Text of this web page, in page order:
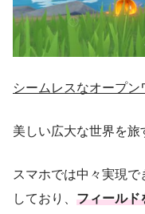
シームレスなオープン
美しい広大な世界を旅
スマホでは中々実現で
しており、 フィールド